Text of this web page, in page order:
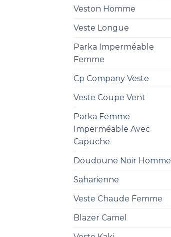
Veston Homme
Veste Longue
Parka Imperméable
Femme
Cp Company Veste
Veste Coupe Vent
Parka Femme
Imperméable Avec
Capuche
Doudoune Noir Homme
Saharienne
Veste Chaude Femme
Blazer Camel